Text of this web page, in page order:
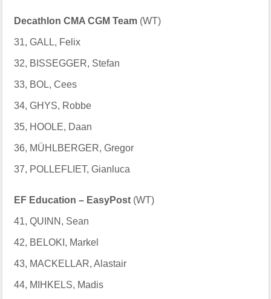
Decathlon CMA CGM Team (WT)
31, GALL, Felix
32, BISSEGGER, Stefan
33, BOL, Cees
34, GHYS, Robbe
35, HOOLE, Daan
36, MÜHLBERGER, Gregor
37, POLLEFLIET, Gianluca
EF Education – EasyPost (WT)
41, QUINN, Sean
42, BELOKI, Markel
43, MACKELLAR, Alastair
44, MIHKELS, Madis